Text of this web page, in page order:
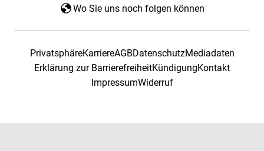
Wo Sie uns noch folgen können
PrivatsphäreKarriereAGBDatenschutzMediadaten
Erklärung zur BarrierefreiheitKündigungKontakt
ImpressumWiderruf